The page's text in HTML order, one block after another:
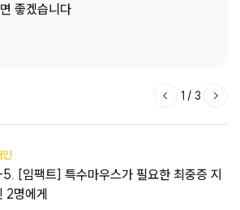
좋겠습니다
1 / 3
[임팩트] 특수마우스가 필요한 최중증 지
2명에게